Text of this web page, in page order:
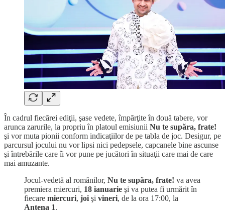
În cadrul fiecărei ediţii, şase vedete, împărţite în două tabere, vor
arunca zarurile, la propriu în platoul emisiunii Nu te supăra, frate!
şi vor muta pionii conform indicaţiilor de pe tabla de joc. Desigur, pe
parcursul jocului nu vor lipsi nici pedepsele, capcanele bine ascunse
şi întrebările care îi vor pune pe jucători în situaţii care mai de care
mai amuzante.
Jocul-vedetă al românilor, Nu te supăra, frate! va avea
premiera miercuri, 18 ianuarie şi va putea fi urmărit în
fiecare miercuri, joi şi vineri, de la ora 17:00, la
Antena 1.